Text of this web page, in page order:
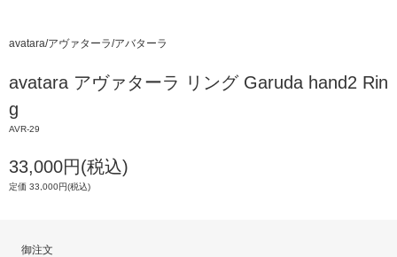
avatara/アヴァターラ/アバターラ
avatara アヴァターラ リング Garuda hand2 Rin
g
AVR-29
33,000円(税込)
定価 33,000円(税込)
御注文